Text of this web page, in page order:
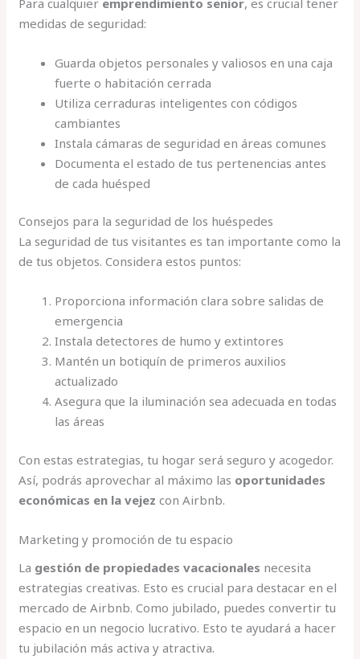
medidas de seguridad:
Guarda objetos personales y valiosos en una caja
fuerte o habitación cerrada
Utiliza cerraduras inteligentes con códigos
cambiantes
Instala cámaras de seguridad en áreas comunes
Documenta el estado de tus pertenencias antes
de cada huésped
Consejos para la seguridad de los huéspedes
La seguridad de tus visitantes es tan importante como la
de tus objetos. Considera estos puntos:
Proporciona información clara sobre salidas de
emergencia
Instala detectores de humo y extintores
Mantén un botiquín de primeros auxilios
actualizado
Asegura que la iluminación sea adecuada en todas
las áreas
Con estas estrategias, tu hogar será seguro y acogedor.
Así, podrás aprovechar al máximo las oportunidades
económicas en la vejez con Airbnb.
Marketing y promoción de tu espacio
La gestión de propiedades vacacionales necesita
estrategias creativas. Esto es crucial para destacar en el
mercado de Airbnb. Como jubilado, puedes convertir tu
espacio en un negocio lucrativo. Esto te ayudará a hacer
tu jubilación más activa y atractiva.